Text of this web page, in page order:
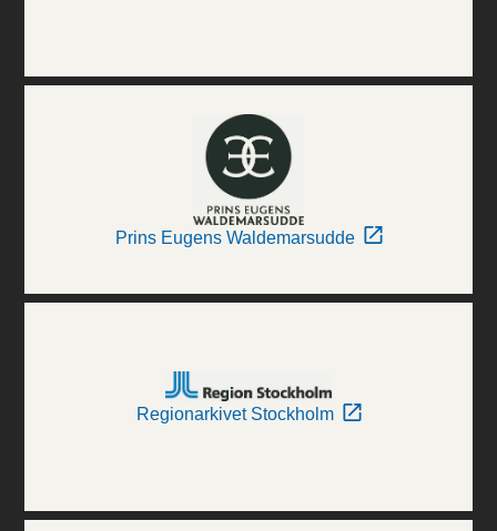
Prins Eugens Waldemarsudde
Regionarkivet Stockholm